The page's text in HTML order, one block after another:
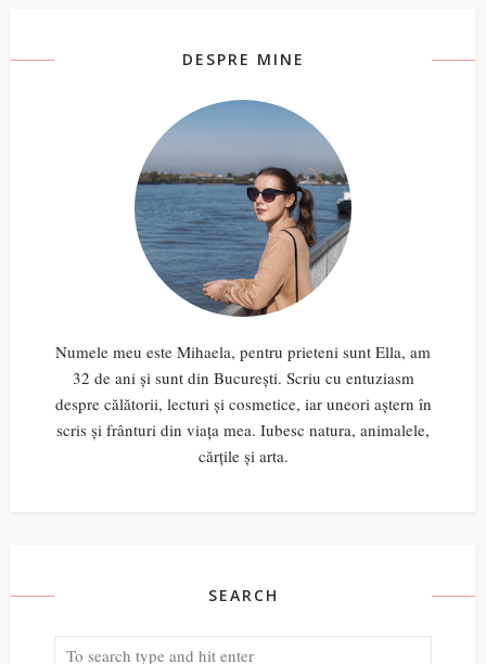
DESPRE MINE
Numele meu este Mihaela, pentru prieteni sunt Ella, am
32 de ani și sunt din București. Scriu cu entuziasm
despre călătorii, lecturi și cosmetice, iar uneori aștern în
scris și frânturi din viața mea. Iubesc natura, animalele,
cărțile și arta.
SEARCH